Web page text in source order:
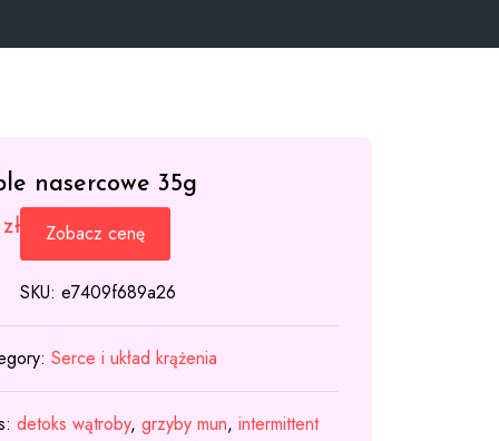
nasercowe 35g
zł Zobacz cenę
SKU:e7409f689a26
Serce i układ krążenia
detoks wątroby,grzyby mun,intermittent